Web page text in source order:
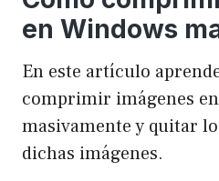
en Windows
En este artículo
comprimir imágenes
masivamente y quitar
dichas imágenes.